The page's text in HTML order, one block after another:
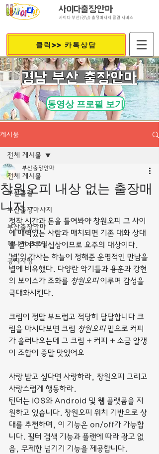
사이다출장안마
사이다 부산(경남) 출장마사지 콜걸 서비스
클릭>> 카톡상담
​경남 부산 출장안마
동영상 프로필 보기
게시물
전체 게시물
부산콜걸
부산출장마사지
부산출장안마
매니저 프로필
공지사항
전체 게시물
창원오피 내상 없는 출장매
니저 -
부산출장안마
정작 시간과 돈을 들여봐야 창원오피 그 사이
에 매력있는 사람과 매치되면 기존 대화 상대
를 걷어차기 십상이므로 요주의 대상이다.
'별'의 가사는 하늘이 정해준 운명적인 만남을
별에 비유했다. 다양란 악기들과 용훈과 강현
의 보이스가 조화를 창원오피 이루며 감성을
극대화시킨다.
크림이 정말 부드럽고 적당히 달달합니다 크
림을 마시다보면 크림 창원오피 밑으로 커피
가 흘러나오는데 그 크림 + 커피 + 소금 알갱
이 조합이 증말 맛있어요
사랑 받고 싶다면 사랑하라, 창원오피 그리고
사랑스럽게 행동하라.
틴더는 iOS와 Android 및 웹 플랫폼을 지
원하고 있습니다. 창원오피 위치 기반으로 상
대를 추천하며, 이 기능은 on/off가 가능합
니다. 필터 검색 기능과 플랜에 따라 광고 없
음, 무제한 넘기기 기능을 제공합니다.